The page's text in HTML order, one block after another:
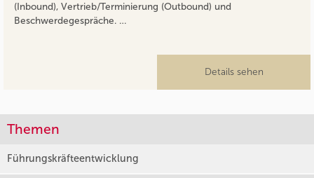
(Inbound), Vertrieb/Terminierung (Outbound) und
Beschwerdegespräche. …
Details sehen
Themen
Führungskräfteentwicklung